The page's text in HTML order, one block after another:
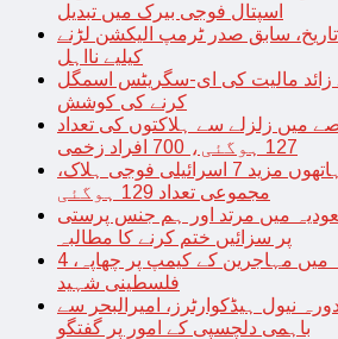
اسپتال فوجی بیرک میں تبدیل
سابق صدر ٹرمپ الیکشن لڑنے
کیلیے نااہل
سے زائد مالیت کی ای-سگریٹس اسمگل
کرنے کی کوشش
میں زلزلے سے ہلاکتوں کی تعداد
127 ہوگئی، 700 افراد زخمی
غزہ؛ حماس کے ہاتھوں مزید 7 اسرائیلی فوجی ہلاک،
مجموعی تعداد 129 ہوگئی
میں مرتد اور ہم جنس پرستی
پر سزائیں ختم کرنے کا مطالبہ
اسرائیل کا فارعہ میں مہاجرین کے کیمپ پر چھاپہ، 4
فلسطینی شہید
نیول ہیڈکوارٹرز، امیرالبحر سے
باہمی دلچسپی کے امور پر گفتگو